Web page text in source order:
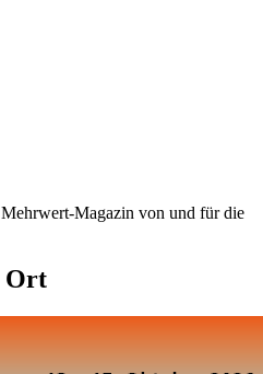
Magazin von und für die
Ort